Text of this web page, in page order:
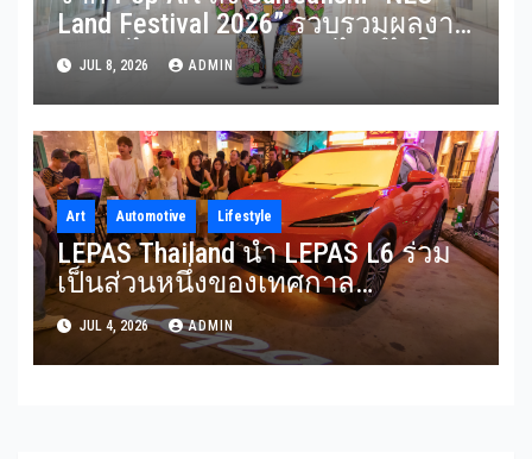
Land Festival 2026” รวบรวมผลงาน
ศิลปินไทยหลากหลายสไตล์ไว้ใน
งานเดียว
JUL 8, 2026 ADMIN
Art Automotive Lifestyle
LEPAS Thailand นำ LEPAS L6 ร่วม
เป็นส่วนหนึ่งของเทศกาล
Awakening Song Wat 2026 สะท้อน
การผสานนวัตกรรม ความยั่งยืน
และไลฟ์สไตล์พรีเมียมเข้าด้วยกัน
JUL 4, 2026 ADMIN